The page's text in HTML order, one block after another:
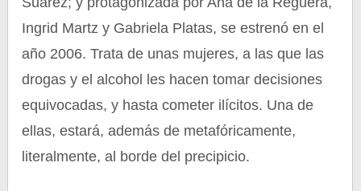
Ingrid Martz y Gabriela Platas, se estrenó en el
año 2006. Trata de unas mujeres, a las que las
drogas y el alcohol les hacen tomar decisiones
equivocadas, y hasta cometer ilícitos. Una de
ellas, estará, además de metafóricamente,
literalmente, al borde del precipicio.